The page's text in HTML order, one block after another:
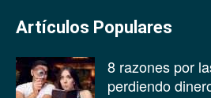
Artículos Populares
8 razones por
perdiendo